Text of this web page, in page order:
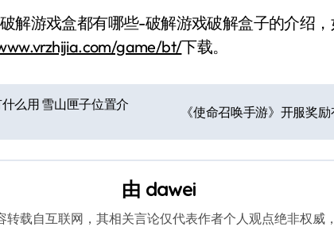
游戏盒都有哪些-破解游戏破解盒子的介绍，
game/bt/下载。
么用 雪山匣子位置介
《使命召唤手游》开服奖
由 dawei
转载自互联网，其相关言论仅代表作者个人观点绝非权威